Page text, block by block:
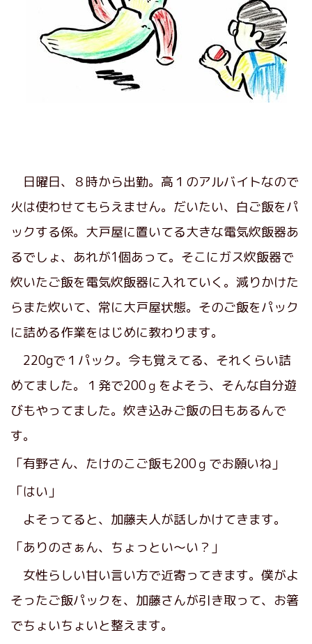
日曜日、８時から出勤。高１のアルバイトなので
火は使わせてもらえません。だいたい、白ご飯をパ
ックする係。大戸屋に置いてる大きな電気炊飯器あ
るでしょ、あれが1個あって。そこにガス炊飯器で
炊いたご飯を電気炊飯器に入れていく。減りかけた
らまた炊いて、常に大戸屋状態。そのご飯をパック
に詰める作業をはじめに教わります。
220gで１パック。今も覚えてる、それくらい詰
めてました。１発で200ｇをよそう、そんな自分遊
びもやってました。炊き込みご飯の日もあるんで
す。
「有野さん、たけのこご飯も200ｇでお願いね」
「はい」
よそってると、加藤夫人が話しかけてきます。
「ありのさぁん、ちょっとい〜い？」
女性らしい甘い言い方で近寄ってきます。僕がよ
そったご飯パックを、加藤さんが引き取って、お箸
でちょいちょいと整えます。